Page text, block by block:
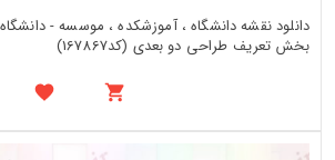
دانلود نقشه دانشگاه ، آموزشکده ، موسسه -
بخش تعریف طراحی دو بعدی (کد167867)